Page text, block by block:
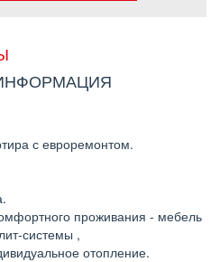
с евроремонтом.
проживания - мебель
системы ,
отопление.